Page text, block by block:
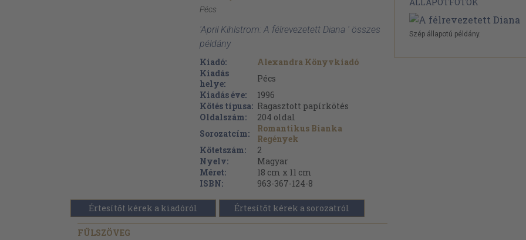
Pécs
'April Kihlstrom: A félrevezetett Diana ' összes
példány
Kiadó:
Alexandra Könyvkiadó
Kiadás
helye:
Pécs
Kiadás éve:
1996
Kötés típusa: Ragasztott papírkötés
Oldalszám:
204 oldal
Sorozatcím:
Romantikus Bianka
Regények
Kötetszám:
2
Nyelv:
Magyar
Méret:
18 cm x 11 cm
ISBN:
963-367-124-8
Értesítőt kérek a kiadóról Értesítőt kérek a sorozatról
FÜLSZÖVEG
Szép állapotú példány.